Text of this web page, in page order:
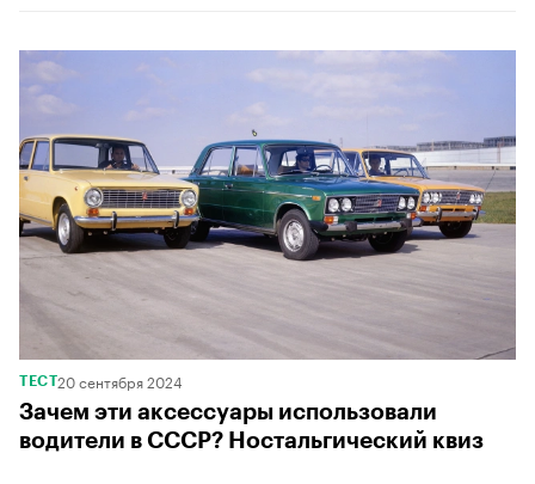
ТЕСТ 20 сентября 2024
Зачем эти аксессуары использовали
водители в СССР? Ностальгический квиз